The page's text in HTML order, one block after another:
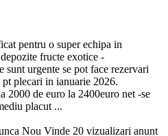
pentru o super echipa in
fructe exotice -
sunt urgente se pot face rezervari
pt plecari in ianuarie 2026.
2000 de euro la 2400euro net -se
placut ...
Nou Vinde 20 vizualizari anunt